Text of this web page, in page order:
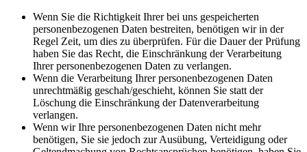
Wenn Sie die Richtigkeit Ihrer bei uns gespeicherten
personenbezogenen Daten bestreiten, benötigen wir in der
Regel Zeit, um dies zu überprüfen. Für die Dauer der Prüfung
haben Sie das Recht, die Einschränkung der Verarbeitung
Ihrer personenbezogenen Daten zu verlangen.
Wenn die Verarbeitung Ihrer personenbezogenen Daten
unrechtmäßig geschah/geschieht, können Sie statt der
Löschung die Einschränkung der Datenverarbeitung
verlangen.
Wenn wir Ihre personenbezogenen Daten nicht mehr
benötigen, Sie sie jedoch zur Ausübung, Verteidigung oder